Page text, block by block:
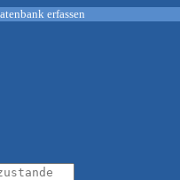
erfassen